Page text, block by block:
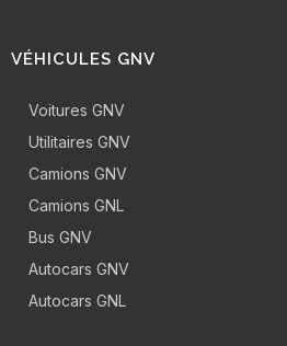
VÉHICULES GNV
Voitures GNV
Utilitaires GNV
Camions GNV
Camions GNL
Bus GNV
Autocars GNV
Autocars GNL